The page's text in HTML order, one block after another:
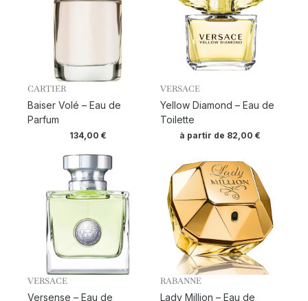
CARTIER
Baiser Volé – Eau de
Parfum
134,00 €
VERSACE
Yellow Diamond – Eau de
Toilette
à partir de 82,00€
VERSACE
Versense – Eau de
RABANNE
Lady Million – Eau de